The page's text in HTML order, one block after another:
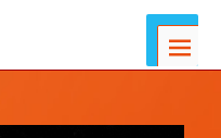
Menus